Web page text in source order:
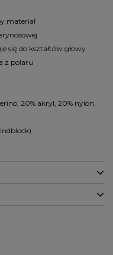
materiał
się do kształtów głowy
z polaru
20% akryl, 20% nylon,